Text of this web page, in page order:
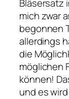
Bläsersatz
mich zwar
begonnen
allerdings
die
möglichen
können!
und es